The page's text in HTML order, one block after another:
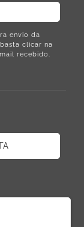
envio da
clicar na
recebido.